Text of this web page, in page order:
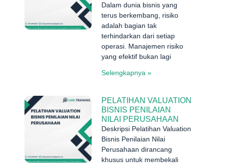
Dalam dunia bisnis yang
terus berkembang, risiko
adalah bagian tak
terhindarkan dari setiap
operasi. Manajemen risiko
yang efektif bukan lagi
Selengkapnya »
PELATIHAN VALUATION
BISNIS PENILAIAN
NILAI PERUSAHAAN
Deskripsi Pelatihan Valuation
Bisnis Penilaian Nilai
Perusahaan dirancang
khusus untuk membekali